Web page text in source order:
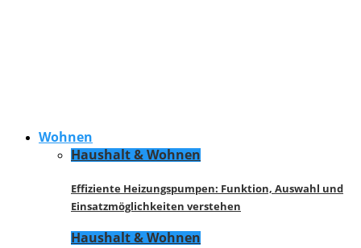
Wohnen
Haushalt & Wohnen
Effiziente Heizungspumpen: Funktion, Auswahl und
Einsatzmöglichkeiten verstehen
Haushalt & Wohnen